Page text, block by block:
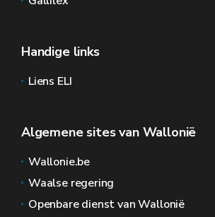
Handige links
Liens ELI
Algemene sites van Wallonië
Wallonie.be
Waalse regering
Openbare dienst van Wallonië